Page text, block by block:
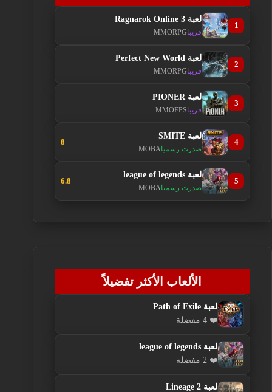
1
لعبة Ragnarok Online 3
قريباMMORPG
2
لعبة Perfect New World
قريباMMORPG
3
لعبة PIONER
قريباMMOFPS
4
لعبة SMITE
صدرت رسمياMOBA
8
5
لعبة league of legends
صدرت رسمياMOBA
6.8
الألعاب الأكثر تفضيلاً
لعبة Path of Exile
❤️ 4 مفضلة
لعبة league of legends
❤️ 2 مفضلة
لعبة Lineage 2